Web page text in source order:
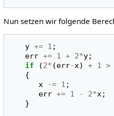
Nun setzen wir folgende
y += 1 ;
err += 1 + 2*y;
if
(2* (err-x) + 1 >
{
x
-= 1 ;
err += 1 - 2*x;
}